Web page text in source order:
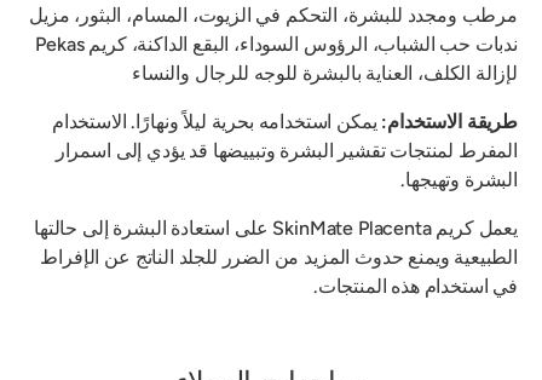
مرطب ومجدد للبشرة، التحكم في الزيوت، المسام، البثور، مزيل
ندبات حب الشباب، الرؤوس السوداء، البقع الداكنة، كريم Pekas
لإزالة الكلف، العناية بالبشرة للوجه للرجال والنساء
طريقة الاستخدام: يمكن استخدامه بحرية ليلاً ونهارًا. الاستخدام
المفرط لمنتجات تقشير البشرة وتبييضها قد يؤدي إلى اسمرار
البشرة وتهيجها.
يعمل كريم SkinMate Placenta على استعادة البشرة إلى حالتها
الطبيعية ويمنع حدوث المزيد من الضرر للجلد الناتج عن الإفراط
في استخدام هذه المنتجات.